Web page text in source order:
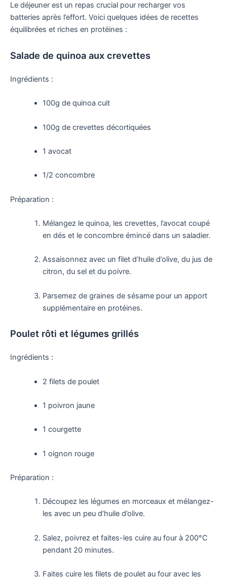
Le déjeuner est un repas crucial pour recharger vos
batteries après l’effort. Voici quelques idées de recettes
équilibrées et riches en protéines :
Salade de quinoa aux crevettes
Ingrédients :
100g de quinoa cuit
100g de crevettes décortiquées
1 avocat
1/2 concombre
Préparation :
Mélangez le quinoa, les crevettes, l’avocat coupé
en dés et le concombre émincé dans un saladier.
Assaisonnez avec un filet d’huile d’olive, du jus de
citron, du sel et du poivre.
Parsemez de graines de sésame pour un apport
supplémentaire en protéines.
Poulet rôti et légumes grillés
Ingrédients :
2 filets de poulet
1 poivron jaune
1 courgette
1 oignon rouge
Préparation :
Découpez les légumes en morceaux et mélangez-
les avec un peu d’huile d’olive.
Salez, poivrez et faites-les cuire au four à 200°C
pendant 20 minutes.
Faites cuire les filets de poulet au four avec les